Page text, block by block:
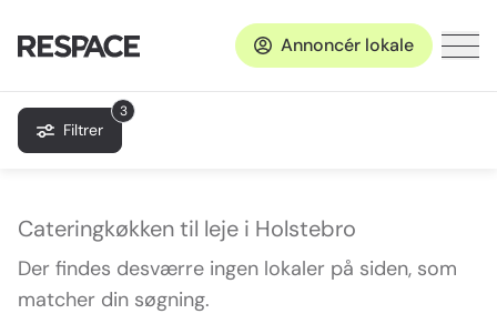
Annoncér lokale
3
Filtrer
Cateringkøkken til leje i Holstebro
Der findes desværre ingen lokaler på siden, som
matcher din søgning.